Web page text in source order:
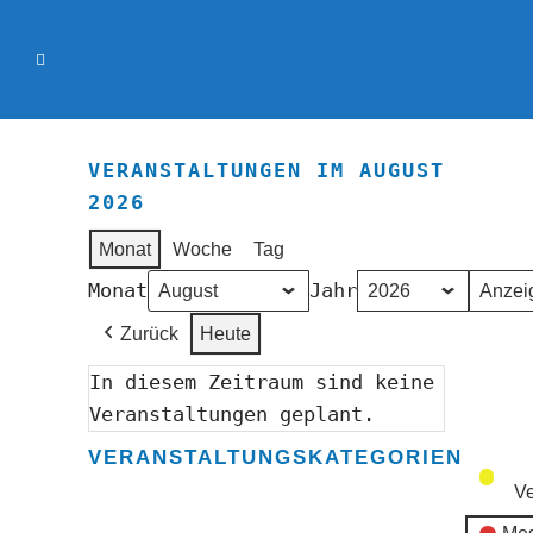
VERANSTALTUNGEN IM AUGUST
2026
Monat Woche Tag
Monat Jahr
Zurück Heute
In diesem Zeitraum sind keine
Veranstaltungen geplant.
VERANSTALTUNGSKATEGORIEN